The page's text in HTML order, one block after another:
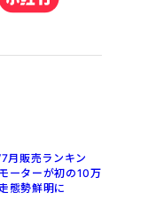
月販売ランキン
ーターが初の10万
態勢鮮明に